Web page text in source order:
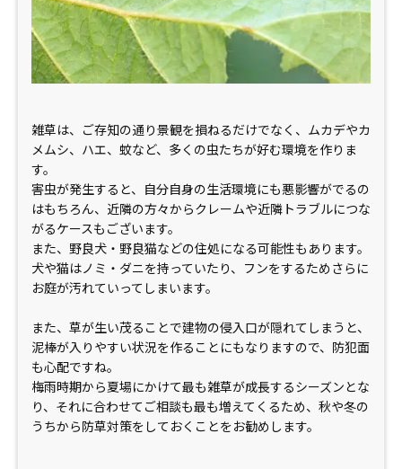
雑草は、ご存知の通り景観を損ねるだけでなく、ムカデやカ
メムシ、ハエ、蚊など、多くの虫たちが好む環境を作りま
す。
害虫が発生すると、自分自身の生活環境にも悪影響がでるの
はもちろん、近隣の方々からクレームや近隣トラブルにつな
がるケースもございます。
また、野良犬・野良猫などの住処になる可能性もあります。
犬や猫はノミ・ダニを持っていたり、フンをするためさらに
お庭が汚れていってしまいます。
また、草が生い茂ることで建物の侵入口が隠れてしまうと、
泥棒が入りやすい状況を作ることにもなりますので、防犯面
も心配ですね。
梅雨時期から夏場にかけて最も雑草が成長するシーズンとな
り、それに合わせてご相談も最も増えてくるため、秋や冬の
うちから防草対策をしておくことをお勧めします。